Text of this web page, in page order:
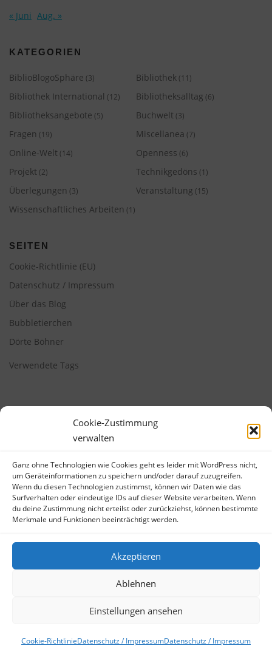
Cookie-Zustimmung
verwalten
Ganz ohne Technologien wie Cookies geht es leider mit WordPress nicht,
um Geräteinformationen zu speichern und/oder darauf zuzugreifen.
Wenn du diesen Technologien zustimmst, können wir Daten wie das
Surfverhalten oder eindeutige IDs auf dieser Website verarbeiten. Wenn
du deine Zustimmung nicht erteilst oder zurückziehst, können bestimmte
Merkmale und Funktionen beeinträchtigt werden.
Akzeptieren
Ablehnen
Einstellungen ansehen
Cookie-RichtlinieDatenschutz / ImpressumDatenschutz / Impressum
« Juni Aug. »
KATEGORIEN
BiblioBlogoSphäre (3) Bibliothek (11)
Bibliothek International (12) Bibliotheksalltag (6)
Bibliotheksangebote (5) Buchwelt (3)
Fragen (19) Miscellanea (7)
Online-Welt (14) Openness (6)
Projekt (2) Technikgedöns (1)
Überlegungen (3) Veranstaltung (15)
Wissenschaftliches Arbeiten (1)
SEITEN
Cookie-Richtlinie (EU)
Datenschutz / Impressum
Über das Blog
Bubbletierchen
Dörte Böhner
Verwendete Tags
META
Anmelden
Eintrags-Feed
WordPress.org
Copyright © 2026 Bibliotheksbubble